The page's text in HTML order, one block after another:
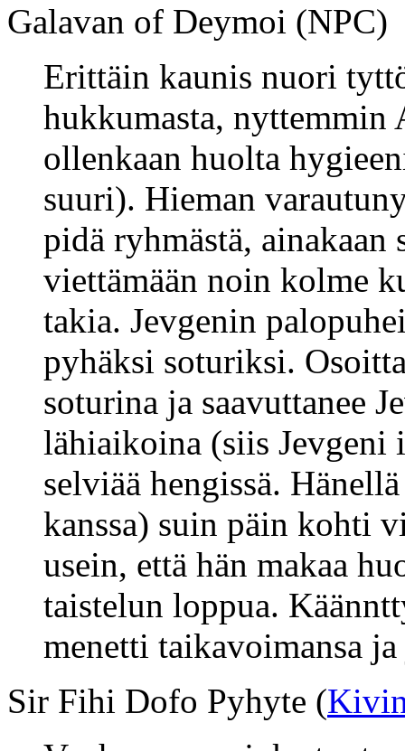
Galavan of Deymoi (NPC)
Erittäin kaunis nuori
hukkumasta,
ollenkaan huolta
suuri). Hieman
pidä ryhmästä,
viettämään noin kolme
takia. Jevgenin
pyhäksi soturiksi.
soturina ja saavuttanee
lähiaikoina (siis Jevgeni
selviää hengissä.
kanssa) suin päin kohti
usein, että hän makaa
taistelun loppua.
menetti taikavoimansa
Sir Fihi Dofo Pyhyte (